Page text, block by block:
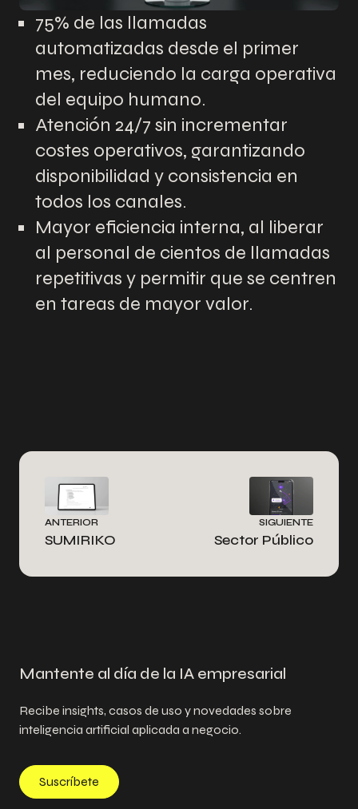
75% de las llamadas
automatizadas desde el primer
mes, reduciendo la carga operativa
del equipo humano.
Atención 24/7 sin incrementar
costes operativos, garantizando
disponibilidad y consistencia en
todos los canales.
Mayor eficiencia interna, al liberar
al personal de cientos de llamadas
repetitivas y permitir que se centren
en tareas de mayor valor.
ANTERIOR
SUMIRIKO
SIGUIENTE
Sector Público
Mantente al día de la IA empresarial
Recibe insights, casos de uso y novedades sobre
inteligencia artificial aplicada a negocio.
Suscríbete